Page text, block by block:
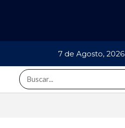
7 de Agosto, 2026